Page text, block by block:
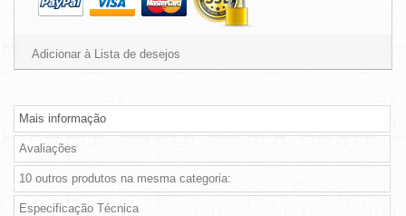
Adicionar à Lista de desejos
Mais informação
Avaliações
10 outros produtos na mesma categoria:
Especificação Técnica